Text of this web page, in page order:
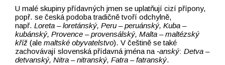
U malé skupiny přídavných jmen se uplatňují cizí přípony,
popř. se česká podoba tradičně tvoří odchylně,
např.Loreta –⁠⁠⁠⁠⁠⁠⁠⁠⁠⁠⁠⁠⁠⁠⁠⁠⁠⁠⁠⁠⁠⁠⁠⁠⁠⁠⁠⁠⁠⁠⁠⁠⁠⁠⁠⁠⁠⁠⁠⁠⁠⁠⁠⁠⁠⁠⁠⁠⁠⁠⁠⁠⁠⁠⁠⁠⁠⁠⁠⁠⁠⁠ loretánský, Peru –⁠⁠⁠⁠⁠⁠⁠⁠⁠⁠⁠⁠⁠⁠⁠⁠⁠⁠⁠⁠⁠⁠⁠⁠⁠⁠⁠⁠⁠⁠⁠⁠⁠⁠⁠⁠⁠⁠⁠⁠⁠⁠⁠⁠⁠⁠⁠⁠⁠⁠⁠⁠⁠⁠⁠⁠⁠⁠⁠⁠⁠⁠ peruánský, Kuba –⁠⁠⁠⁠⁠⁠⁠⁠⁠⁠⁠⁠⁠⁠⁠⁠⁠⁠⁠⁠⁠⁠⁠⁠⁠⁠⁠⁠⁠⁠⁠⁠⁠⁠⁠⁠⁠⁠⁠⁠⁠⁠⁠⁠⁠⁠⁠⁠⁠⁠⁠⁠⁠⁠⁠⁠⁠⁠⁠⁠⁠⁠
kubánský, Provence –⁠⁠⁠⁠⁠⁠⁠⁠⁠⁠⁠⁠⁠⁠⁠⁠⁠⁠⁠⁠⁠⁠⁠⁠⁠⁠⁠⁠⁠⁠⁠⁠⁠⁠⁠⁠⁠⁠⁠⁠⁠⁠⁠⁠⁠⁠⁠⁠⁠⁠⁠⁠⁠⁠⁠⁠⁠⁠⁠⁠⁠⁠ provensálský, Malta –⁠⁠⁠⁠⁠⁠⁠⁠⁠⁠⁠⁠⁠⁠⁠⁠⁠⁠⁠⁠⁠⁠⁠⁠⁠⁠⁠⁠⁠⁠⁠⁠⁠⁠⁠⁠⁠⁠⁠⁠⁠⁠⁠⁠⁠⁠⁠⁠⁠⁠⁠⁠⁠⁠⁠⁠⁠⁠⁠⁠⁠⁠ maltézský
kříž (alemaltské obyvatelstvo). V češtině se také
zachovávají slovenská přídavná jména na‑anský:Detva –⁠⁠⁠⁠⁠⁠⁠⁠⁠⁠⁠⁠⁠⁠⁠⁠⁠⁠⁠⁠⁠⁠⁠⁠⁠⁠⁠⁠⁠⁠⁠⁠⁠⁠⁠⁠⁠⁠⁠⁠⁠⁠⁠⁠⁠⁠⁠⁠⁠⁠⁠⁠⁠⁠⁠⁠⁠⁠⁠⁠⁠⁠
detvanský, Nitra –⁠⁠⁠⁠⁠⁠⁠⁠⁠⁠⁠⁠⁠⁠⁠⁠⁠⁠⁠⁠⁠⁠⁠⁠⁠⁠⁠⁠⁠⁠⁠⁠⁠⁠⁠⁠⁠⁠⁠⁠⁠⁠⁠⁠⁠⁠⁠⁠⁠⁠⁠⁠⁠⁠⁠⁠⁠⁠⁠⁠⁠⁠ nitranský, Fatra –⁠⁠⁠⁠⁠⁠⁠⁠⁠⁠⁠⁠⁠⁠⁠⁠⁠⁠⁠⁠⁠⁠⁠⁠⁠⁠⁠⁠⁠⁠⁠⁠⁠⁠⁠⁠⁠⁠⁠⁠⁠⁠⁠⁠⁠⁠⁠⁠⁠⁠⁠⁠⁠⁠⁠⁠⁠⁠⁠⁠⁠⁠ fatranský.